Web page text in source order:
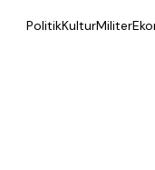
PolitikKulturMiliter